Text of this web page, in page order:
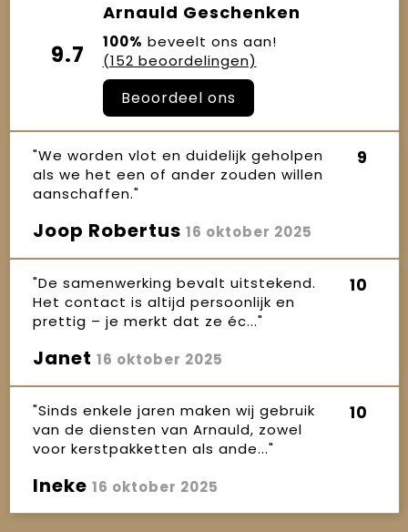
9.7
Arnauld Geschenken
100% beveelt ons aan!
(152 beoordelingen)
Beoordeel ons
"We worden vlot en duidelijk geholpen
als we het een of ander zouden willen
aanschaffen."
9
Joop Robertus 16 oktober 2025
"De samenwerking bevalt uitstekend.
Het contact is altijd persoonlijk en
prettig – je merkt dat ze éc..."
10
Janet 16 oktober 2025
"Sinds enkele jaren maken wij gebruik
van de diensten van Arnauld, zowel
voor kerstpakketten als ande..."
10
Ineke 16 oktober 2025